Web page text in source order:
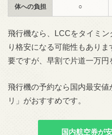
体への負担 ○
飛行機なら、LCCをタイミ
り格安になる可能性もあり
要ですが、早割で片道一万円
飛行機の予約なら国内最安値
リ」がおすすめです。
国内航空券が